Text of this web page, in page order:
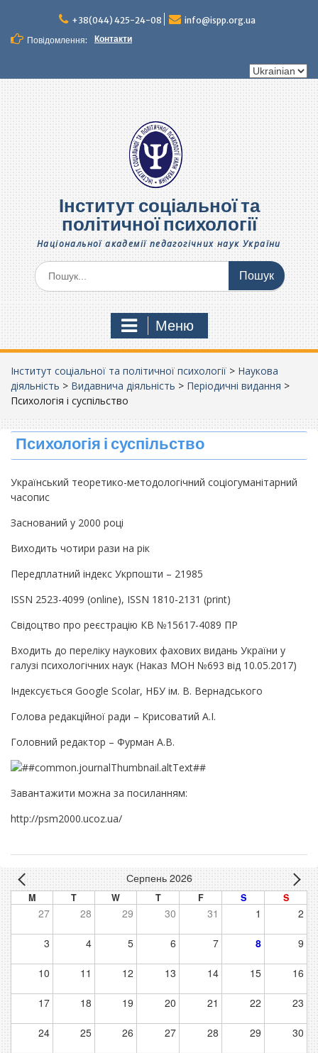
вмісту
+38(044) 425-24-08
info@ispp.org.ua
Повідомлення:
Контакти
Вибрати
Інститут соціальної та
політичної психології
Національної академії педагогічних наук України
Шукати:
Меню
Інститут соціальної та політичної психології > Наукова
діяльність > Видавнича діяльність > Періодичні видання >
Психологія і суспільство
Психологія і суспільство
Український теоретико-методологічний соціогуманітарний
часопис
Заснований у 2000 році
Виходить чотири рази на рік
Передплатний індекс Укрпошти – 21985
ISSN 2523-4099 (online), ISSN 1810-2131 (print)
Свідоцтво про реєстрацію КВ №15617-4089 ПР
Входить до переліку наукових фахових видань України у
галузі психологічних наук (Наказ МОН №693 від 10.05.2017)
Індексується Google Scolar, НБУ ім. В. Вернадського
Голова редакційної ради – Крисоватий А.І.
Головний редактор – Фурман А.В.
Завантажити можна за посиланням:
http://psm2000.ucoz.ua/
Серпень 2026
M T W T F S S
27 28 29 30 31 1 2
3 4 5 6 7 8 9
10 11 12 13 14 15 16
17 18 19 20 21 22 23
24 25 26 27 28 29 30